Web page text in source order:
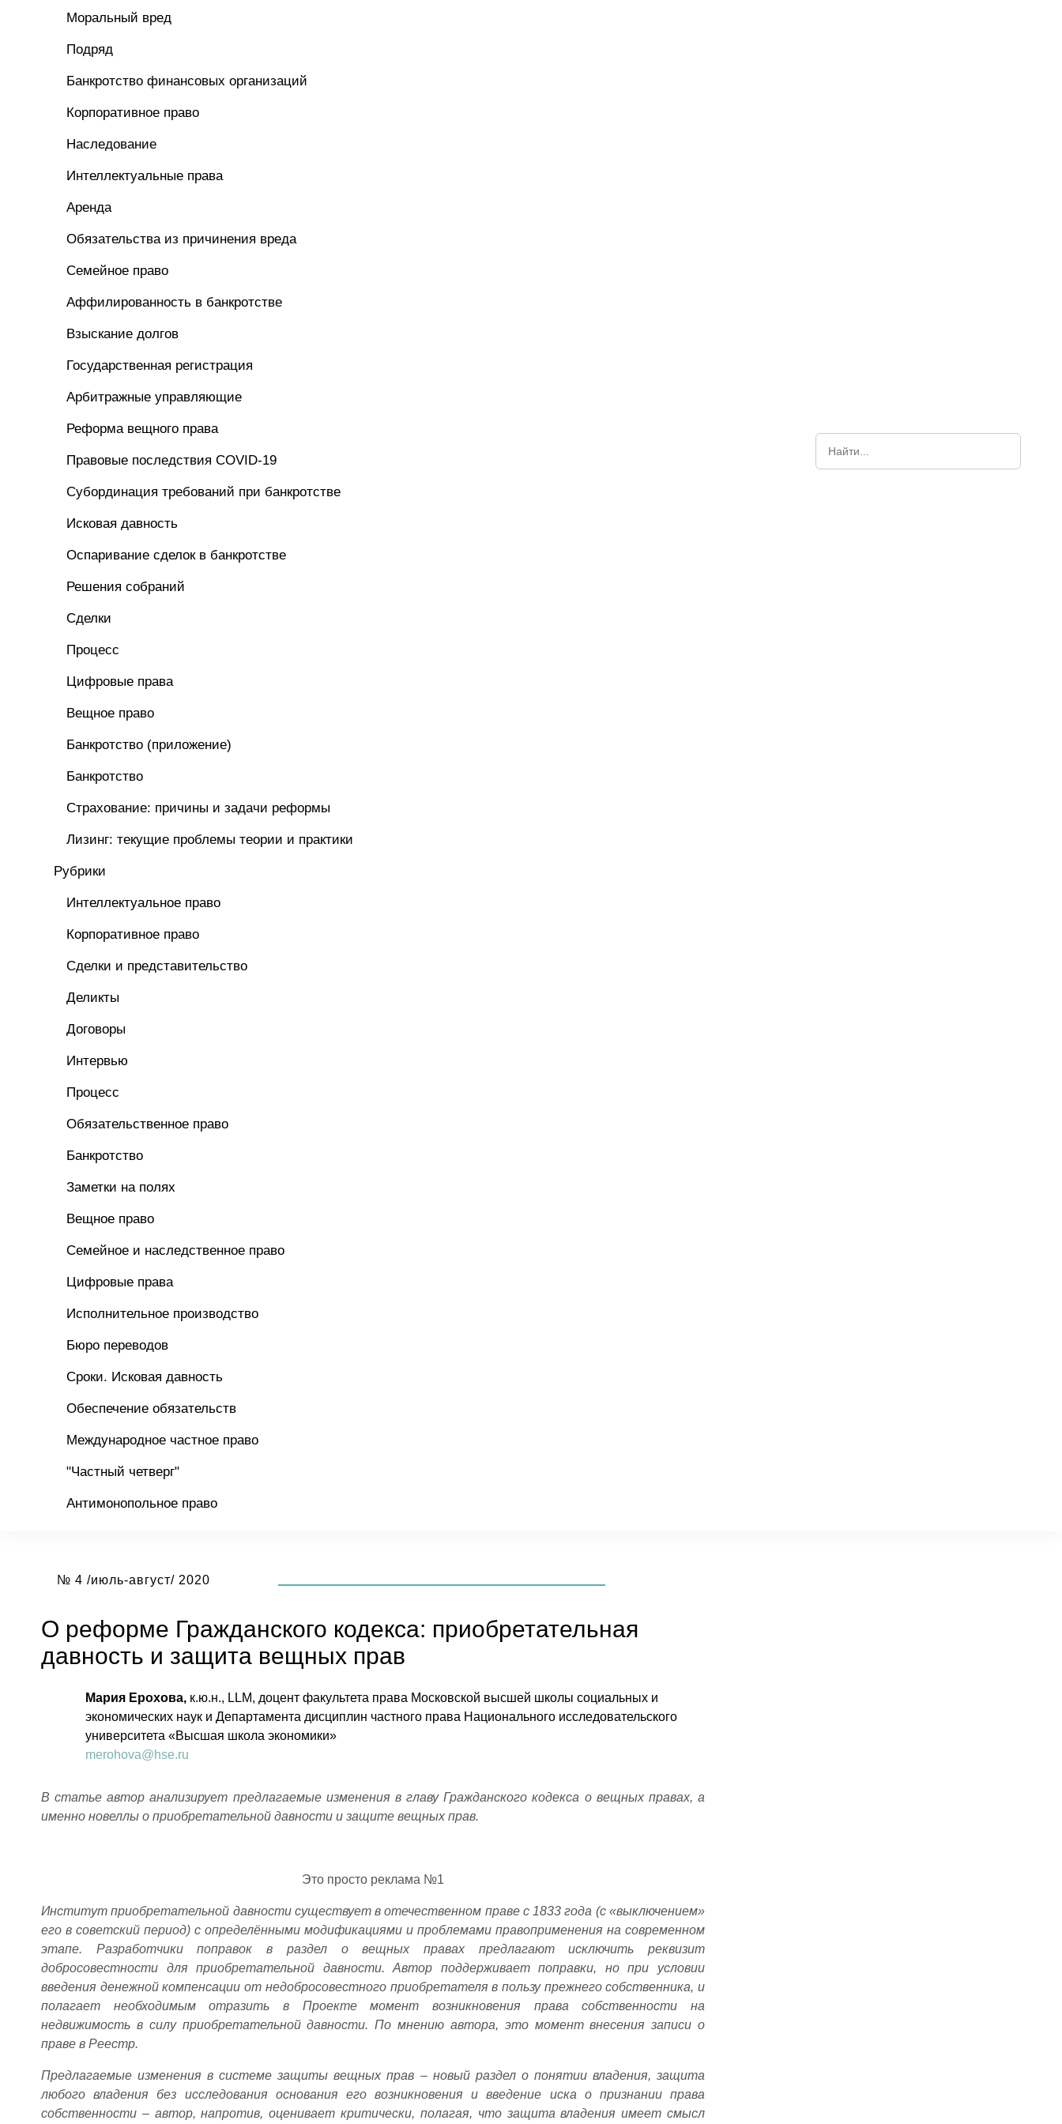
Моральный вред
Подряд
Банкротство финансовых организаций
Корпоративное право
Наследование
Интеллектуальные права
Аренда
Обязательства из причинения вреда
Семейное право
Аффилированность в банкротстве
Взыскание долгов
Государственная регистрация
Арбитражные управляющие
Реформа вещного права
Правовые последствия COVID-19
Субординация требований при банкротстве
Исковая давность
Оспаривание сделок в банкротстве
Решения собраний
Сделки
Процесс
Цифровые права
Вещное право
Банкротство (приложение)
Банкротство
Страхование: причины и задачи реформы
Лизинг: текущие проблемы теории и практики
Рубрики
Интеллектуальное право
Корпоративное право
Сделки и представительство
Деликты
Договоры
Интервью
Процесс
Обязательственное право
Банкротство
Заметки на полях
Вещное право
Семейное и наследственное право
Цифровые права
Исполнительное производство
Бюро переводов
Сроки. Исковая давность
Обеспечение обязательств
Международное частное право
"Частный четверг"
Антимонопольное право
№ 4 /июль-август/ 2020
О реформе Гражданского кодекса: приобретательная
давность и защита вещных прав
Мария Ерохова, к.ю.н., LLM, доцент факультета права Московской высшей школы социальных и
экономических наук и Департамента дисциплин частного права Национального исследовательского
университета «Высшая школа экономики»
merohova@hse.ru
В статье автор анализирует предлагаемые изменения в главу Гражданского кодекса о вещных правах, а
именно новеллы о приобретательной давности и защите вещных прав.
Это просто реклама №1
Институт приобретательной давности существует в отечественном праве с 1833 года (с «выключением»
его в советский период) с определёнными модификациями и проблемами правоприменения на современном
этапе. Разработчики поправок в раздел о вещных правах предлагают исключить реквизит
добросовестности для приобретательной давности. Автор поддерживает поправки, но при условии
введения денежной компенсации от недобросовестного приобретателя в пользу прежнего собственника, и
полагает необходимым отразить в Проекте момент возникновения права собственности на
недвижимость в силу приобретательной давности. По мнению автора, это момент внесения записи о
праве в Реестр.
Предлагаемые изменения в системе защиты вещных прав – новый раздел о понятии владения, защита
любого владения без исследования основания его возникновения и введение иска о признании права
собственности – автор, напротив, оценивает критически, полагая, что защита владения имеет смысл